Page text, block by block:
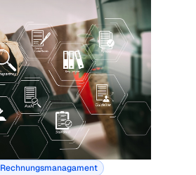
Rechnungsmanagament